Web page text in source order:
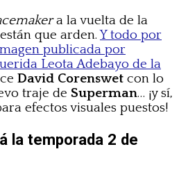
a la vuelta de la
que arden.Y todo por
publicada por
Leota Adebayo de la
David Corenswet con lo
traje de Superman… ¡y sí,
efectos visuales puestos!
la temporada 2 de